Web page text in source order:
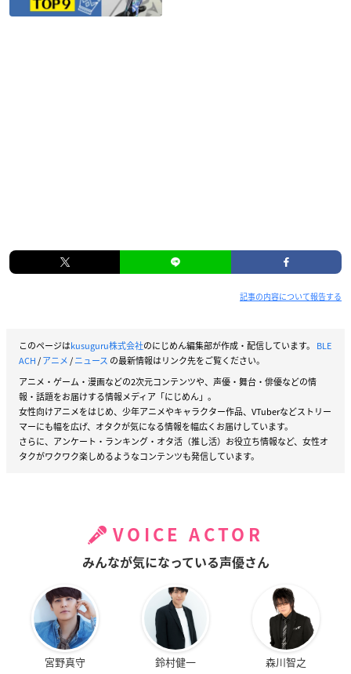
記事の内容について報告する
このページはkusuguru株式会社のにじめん編集部が作成・配信しています。 BLE
ACH/アニメ/ニュース の最新情報はリンク先をご覧ください。
アニメ・ゲーム・漫画などの2次元コンテンツや、声優・舞台・俳優などの情
報・話題をお届けする情報メディア「にじめん」。
女性向けアニメをはじめ、少年アニメやキャラクター作品、VTuberなどストリー
マーにも幅を広げ、オタクが気になる情報を幅広くお届けしています。
さらに、アンケート・ランキング・オタ活（推し活）お役立ち情報など、女性オ
タクがワクワク楽しめるようなコンテンツも発信しています。
VOICE ACTOR
みんなが気になっている声優さん
宮野真守 鈴村健一 森川智之